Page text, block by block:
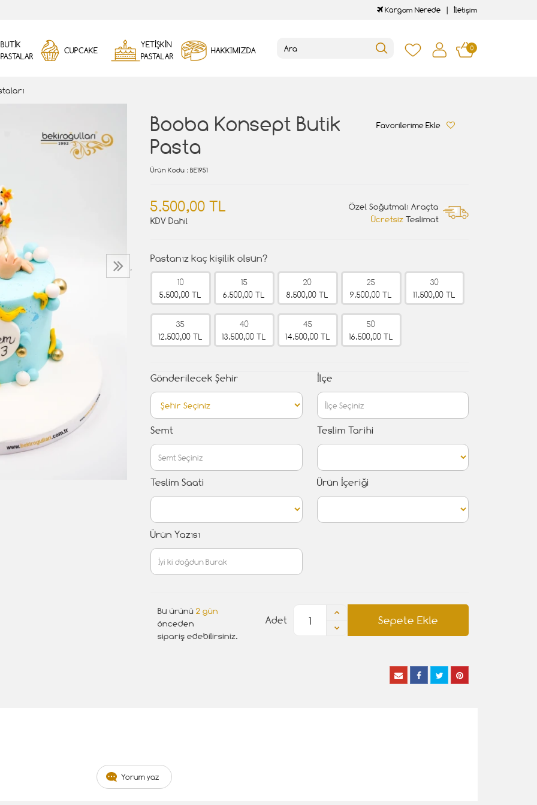
Kargom Nerede İletişim
BUTİK
PASTALAR
CUPCAKE
YETİŞKİN
PASTALAR
HAKKIMIZDA 0
›
Booba Konsept Butik
Pasta
Favorilerime Ekle
Ürün Kodu : BE1951
5.500,00 TL
KDV Dahil
Özel Soğutmalı Araçta
Ücretsiz Teslimat
Pastanız kaç kişilik olsun?
10
5.500,00 TL
15
6.500,00 TL
20
8.500,00 TL
25
9.500,00 TL
30
11.500,00 TL
35
12.500,00 TL
40
13.500,00 TL
45
14.500,00 TL
50
16.500,00 TL
Gönderilecek Şehir İlçe
Semt Teslim Tarihi
Teslim Saati Ürün İçeriği
Ürün Yazısı
Bu ürünü 2 gün
önceden
sipariş edebilirsiniz.
Sepete Ekle
Adet
Yorum yaz